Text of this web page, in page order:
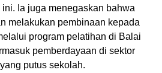
Ia juga menegaskan bahwa
melakukan pembinaan kepada
program pelatihan di Balai
pemberdayaan di sektor
putus sekolah.